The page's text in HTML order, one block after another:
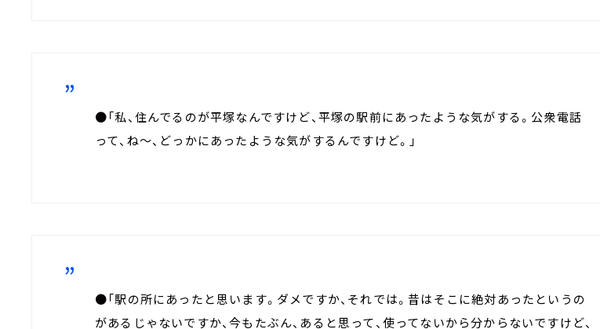
●「私、住んでるのが平塚なんですけど、平塚の駅前にあったような気がする。公衆電話
って、ね～、どっかにあったような気がするんですけど。」
●「駅の所にあったと思います。ダメですか、それでは。昔はそこに絶対あったというの
があるじゃないですか、今もたぶん、あると思って、使ってないから分からないですけど、